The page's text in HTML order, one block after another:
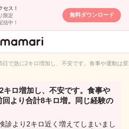
セス！
限定
信中！
無料ダウンロード
専用匿名QA
日で急に2キロ増加し、不安です。食事や運動は
キロ増加し、不安です。食事や
より合計8キロ増。同じ経験の
診より2キロ近く増えてしまいまし